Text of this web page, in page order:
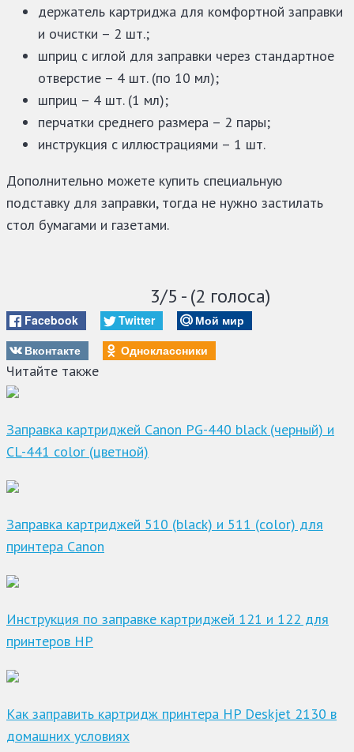
держатель картриджа для комфортной заправки
и очистки – 2 шт.;
шприц с иглой для заправки через стандартное
отверстие – 4 шт. (по 10 мл);
шприц – 4 шт. (1 мл);
перчатки среднего размера – 2 пары;
инструкция с иллюстрациями – 1 шт.
Дополнительно можете купить специальную
подставку для заправки, тогда не нужно застилать
стол бумагами и газетами.
3/5 - (2 голоса)
Facebook Twitter
Мой мир
Вконтакте
Одноклассники
Читайте также
Заправка картриджей Canon PG-440 black (черный) и
CL-441 color (цветной)
Заправка картриджей 510 (black) и 511 (color) для
принтера Canon
Инструкция по заправке картриджей 121 и 122 для
принтеров HP
Как заправить картридж принтера HP Deskjet 2130 в
домашних условиях